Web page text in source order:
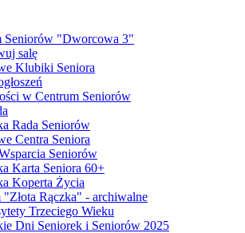
Seniorów "Dworcowa 3"
salę
Klubiki Seniora
w Centrum Seniorów
Rada Seniorów
Centra Seniora
Seniorów
Karta Seniora 60+
Koperta Życia
"Złota Rączka" - archiwalne
Trzeciego Wieku
Dni Seniorek i Seniorów 2025